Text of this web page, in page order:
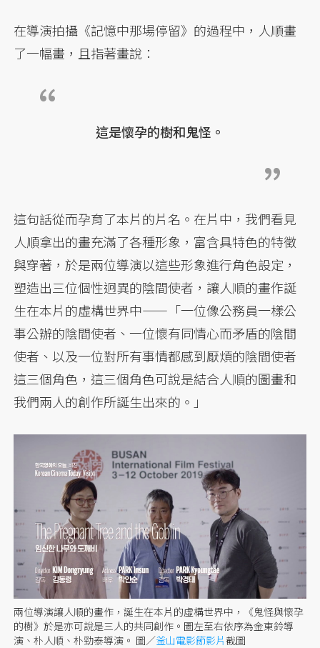
在導演拍攝《記憶中那場停留》的過程中，人順畫
了一幅畫，且指著畫說：
這是懷孕的樹和鬼怪。
這句話從而孕育了本片的片名。在片中，我們看見
人順拿出的畫充滿了各種形象，富含具特色的特徵
與穿著，於是兩位導演以這些形象進行角色設定，
塑造出三位個性迥異的陰間使者，讓人順的畫作誕
生在本片的虛構世界中——「一位像公務員一樣公
事公辦的陰間使者、一位懷有同情心而矛盾的陰間
使者、以及一位對所有事情都感到厭煩的陰間使者
這三個角色，這三個角色可說是結合人順的圖畫和
我們兩人的創作所誕生出來的。」
兩位導演讓人順的畫作，誕生在本片的虛構世界中，《鬼怪與懷孕
的樹》於是亦可說是三人的共同創作。圖左至右依序為金東鈴導
演、朴人順、朴勁泰導演。 圖／釜山電影節影片截圖